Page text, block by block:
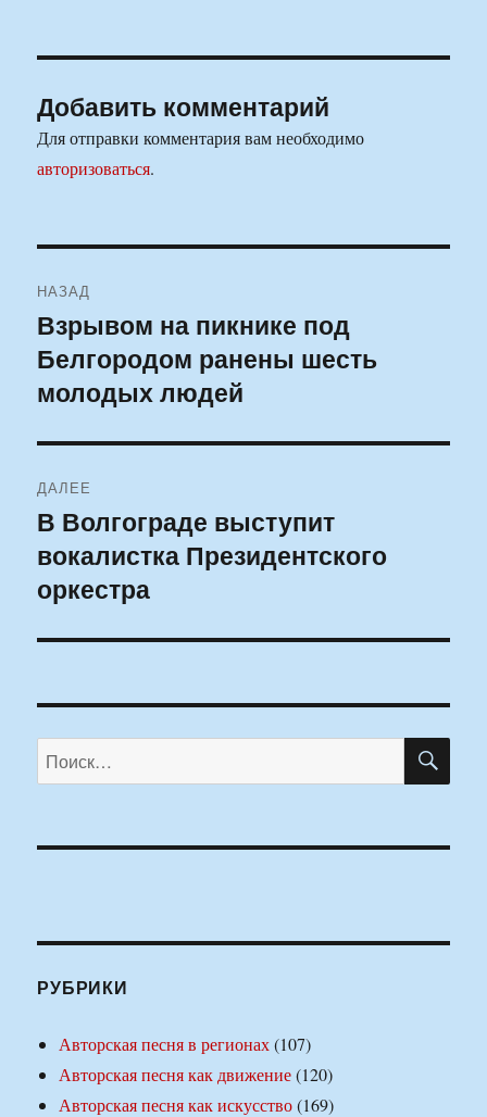
Добавить комментарий
Для отправки комментария вам необходимо
авторизоваться.
по
записям
НАЗАД
Предыдущая
запись:
Взрывом на пикнике под
Белгородом ранены шесть
молодых людей
ДАЛЕЕ
Следующая
запись:
В Волгограде выступит
вокалистка Президентского
оркестра
Искать:
РУБРИКИ
Авторская песня в регионах(107)
Авторская песня как движение(120)
Авторская песня как искусство(169)